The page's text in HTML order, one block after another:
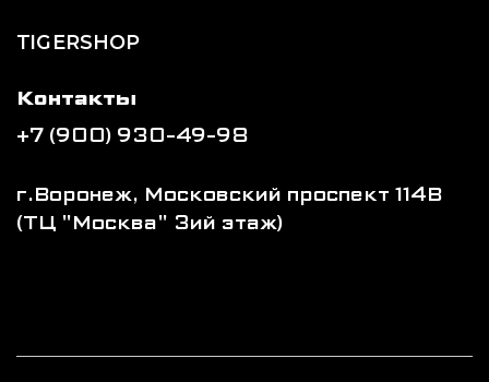
TIGERSHOP
Контакты
+7 (900) 930-49-98
г.Воронеж, Московский проспект 114В
(ТЦ "Москва" 3ий этаж)